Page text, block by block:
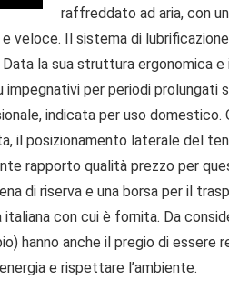
raffreddato ad aria, con
veloce. Il sistema di
la sua struttura ergonomica
impegnativi per periodi
indicata per uso
il posizionamento laterale del
rapporto qualità prezzo per
di riserva e una borsa per il
italiana con cui è fornita. Da
hanno anche il pregio di essere
e rispettare l’ambiente.